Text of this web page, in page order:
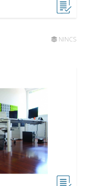
NINCS